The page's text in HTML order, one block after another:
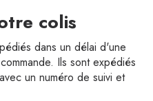
colis
dans un délai d'une
Ils sont expédiés
un numéro de suivi et